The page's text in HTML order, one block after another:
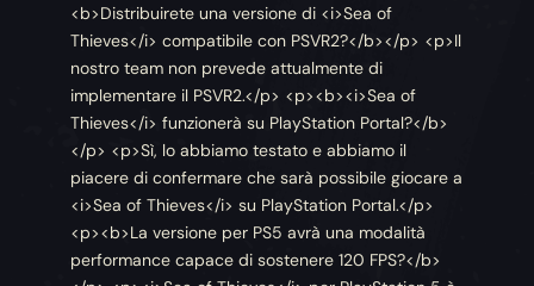
<b>Distribuirete una versione di <i>Sea of
Thieves</i> compatibile con PSVR2?</b></p> <p>Il
nostro team non prevede attualmente di
implementare il PSVR2.</p> <p><b><i>Sea of
Thieves</i> funzionerà su PlayStation Portal?</b>
</p> <p>Sì, lo abbiamo testato e abbiamo il
piacere di confermare che sarà possibile giocare a
<i>Sea of Thieves</i> su PlayStation Portal.</p>
<p><b>La versione per PS5 avrà una modalità
performance capace di sostenere 120 FPS?</b>